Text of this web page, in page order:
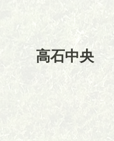
高石中央